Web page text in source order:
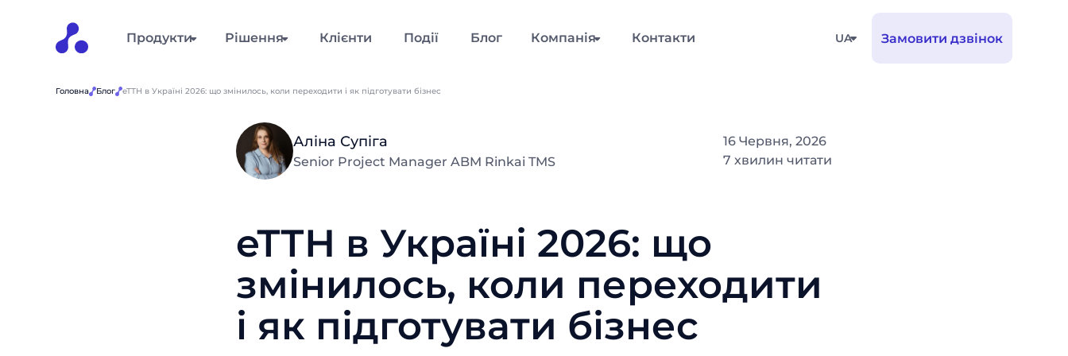
UA Замовити дзвінок
Продукти Рішення Клієнти Події Блог Компанія Контакти
Головна Блог еТТН в Україні 2026: що змінилось, коли переходити і як підготувати бізнес
Аліна Супіга
Senior Project Manager ABM Rinkai TMS
16 Червня, 2026
7 хвилин читати
еТТН в Україні 2026: що
змінилось, коли переходити
і як підготувати бізнес